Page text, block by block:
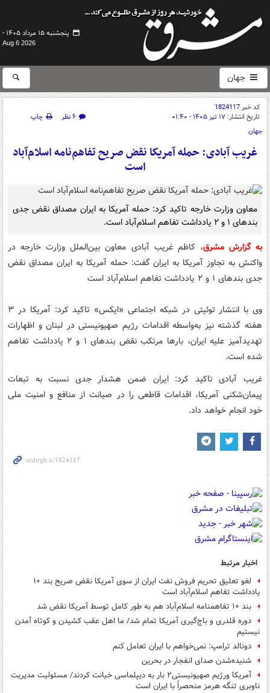
پنجشنبه ۱۵ مرداد ۱۴۰۵ -
Aug 6 2026
جهان
کد خبر1824117
تاریخ انتشار: ۱۷ تیر ۱۴۰۵ - ۰۱:۴۰ ۶ نظر
چاپ
جهان
غریب آبادی: حمله آمریکا نقض صریح تفاهم‌نامه اسلام‌آباد
است
معاون وزارت خارجه تاکید کرد: حمله آمریکا به ایران مصداق نقض جدی
بندهای ۱ و ۲ یادداشت تفاهم اسلام‌آباد است.
به گزارش مشرق، کاظم غریب آبادی معاون بین‌الملل وزارت خارجه در
واکنش به تجاوز آمریکا به ایران گفت: حمله آمریکا به ایران مصداق نقض
جدی بندهای ۱ و ۲ یادداشت تفاهم اسلام‌آباد است
وی با انتشار توئیتی در شبکه اجتماعی «ایکس» تاکید کرد: آمریکا در ۳
هفته گذشته نیز به‌واسطه اقدامات رژیم صهیونیستی در لبنان و اظهارات
تهدیدآمیز علیه ایران، بارها مرتکب نقض بندهای ۱ و ۲ یادداشت تفاهم
شده است.
غریب آبادی تاکید کرد: ایران ضمن هشدار جدی نسبت به تبعات
پیمان‌شکنی‌ آمریکا، اقدامات قاطعی را در صیانت از منافع و امنیت ملی
خود انجام خواهد داد.
اخبار مرتبط
لغو تعلیق تحریم فروش نفت ایران از سوی آمریکا نقض صریح بند ۱۰
یادداشت تفاهم اسلام‌آباد است
بند ۱۰ تفاهمنامه اسلام‌آباد هم به طور کامل توسط آمریکا نقض شد
دوره قلدری و باج‌گیری آمریکا تمام شد/ ما اهل عقب کشیدن و کوتاه آمدن
نیستیم
دونالد ترامپ: نمی‌خواهم با ایران تعامل کنم
شنیده‌شدن صدای انفجار در بحرین
آمریکا ورژیم صهیونیستی۲ بار به دیپلماسی خیانت کردند/ مسئولیت مدیریت
ناوبری تنگه هرمز منحصراً با ایران است